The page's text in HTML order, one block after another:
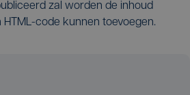
zal worden de inhoud
code kunnen toevoegen.